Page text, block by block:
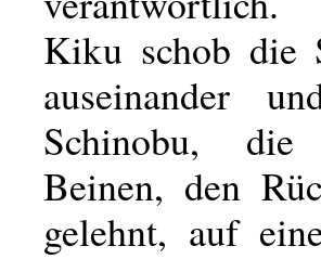
Kiku schob die
auseinander
Schinobu, die
Beinen, den
gelehnt, auf